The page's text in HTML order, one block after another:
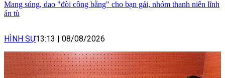
Mang súng, dao "đòi công bằng" cho bạn gái, nhóm thanh niên lĩnh
án tù
HÌNH SỰ13:13 08/08/2026